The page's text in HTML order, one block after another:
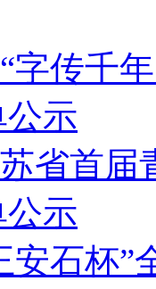
“字传千
示
省首届
公示
安石杯”